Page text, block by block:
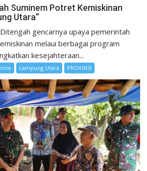
Suminem Potret Kemiskinan
Utara”
gencarnya upaya pemerintah
melaui berbagai program
kesejahteraan...
Lampung Utara PROVINSI